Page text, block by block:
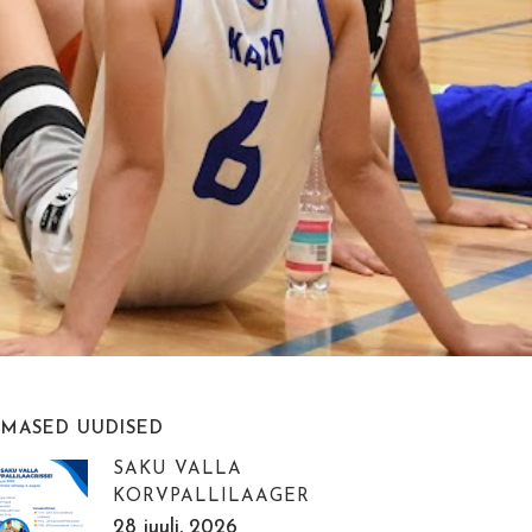
UUDISED
SAKU VALLA
KORVPALLILAAGER